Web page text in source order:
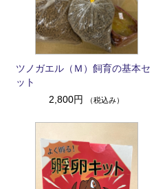
ツノガエル（Ｍ）飼育の基本セ
ット
2,800円
（税込み）